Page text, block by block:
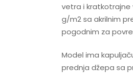
vetra i kratkotrajne
g/m2 sa akrilnim
pogodnim za
Model ima
prednja džepa sa